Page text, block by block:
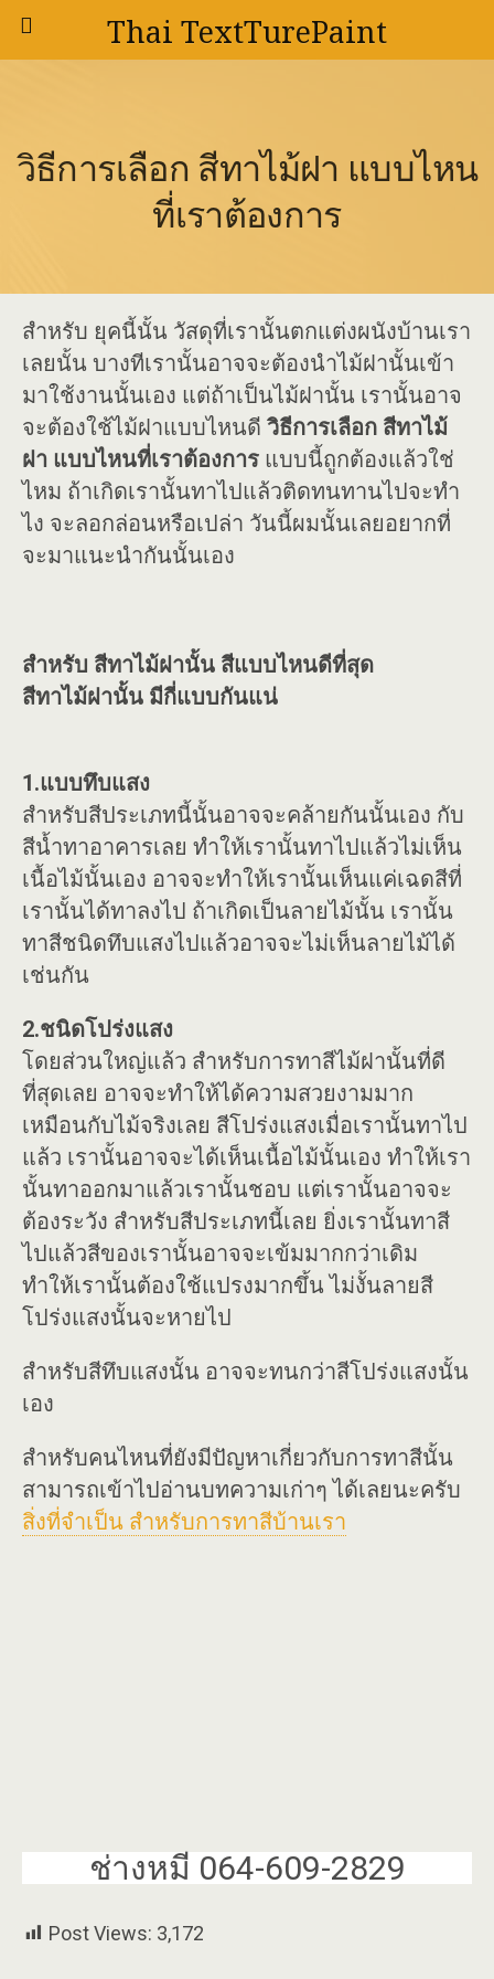
Thai TextTurePaint
วิธีการเลือก สีทาไม้ฝา แบบไหน
ที่เราต้องการ
สำหรับ ยุคนี้นั้น วัสดุที่เรานั้นตกแต่งผนังบ้านเรา
เลยนั้น บางทีเรานั้นอาจจะต้องนำไม้ฝานั้นเข้า
มาใช้งานนั้นเอง แต่ถ้าเป็นไม้ฝานั้น เรานั้นอาจ
จะต้องใช้ไม้ฝาแบบไหนดี วิธีการเลือก สีทาไม้
ฝา แบบไหนที่เราต้องการ แบบนี้ถูกต้องแล้วใช่
ไหม ถ้าเกิดเรานั้นทาไปแล้วติดทนทานไปจะทำ
ไง จะลอกล่อนหรือเปล่า วันนี้ผมนั้นเลยอยากที่
จะมาแนะนำกันนั้นเอง
สำหรับ สีทาไม้ฝานั้น สีแบบไหนดีที่สุด
สีทาไม้ฝานั้น มีกี่แบบกันแน่
1.แบบทึบแสง
สำหรับสีประเภทนี้นั้นอาจจะคล้ายกันนั้นเอง กับ
สีน้ำทาอาคารเลย ทำให้เรานั้นทาไปแล้วไม่เห็น
เนื้อไม้นั้นเอง อาจจะทำให้เรานั้นเห็นแค่เฉดสีที่
เรานั้นได้ทาลงไป ถ้าเกิดเป็นลายไม้นั้น เรานั้น
ทาสีชนิดทึบแสงไปแล้วอาจจะไม่เห็นลายไม้ได้
เช่นกัน
2.ชนิดโปร่งแสง
โดยส่วนใหญ่แล้ว สำหรับการทาสีไม้ฝานั้นที่ดี
ที่สุดเลย อาจจะทำให้ได้ความสวยงามมาก
เหมือนกับไม้จริงเลย สีโปร่งแสงเมื่อเรานั้นทาไป
แล้ว เรานั้นอาจจะได้เห็นเนื้อไม้นั้นเอง ทำให้เรา
นั้นทาออกมาแล้วเรานั้นชอบ แต่เรานั้นอาจจะ
ต้องระวัง สำหรับสีประเภทนี้เลย ยิ่งเรานั้นทาสี
ไปแล้วสีของเรานั้นอาจจะเข้มมากกว่าเดิม
ทำให้เรานั้นต้องใช้แปรงมากขึ้น ไม่งั้นลายสี
โปร่งแสงนั้นจะหายไป
สำหรับสีทึบแสงนั้น อาจจะทนกว่าสีโปร่งแสงนั้น
เอง
สำหรับคนไหนที่ยังมีปัญหาเกี่ยวกับการทาสีนั้น
สามารถเข้าไปอ่านบทความเก่าๆ ได้เลยนะครับ
สิ่งที่จำเป็น สำหรับการทาสีบ้านเรา
ช่างหมี 064-609-2829
Post Views: 3,172